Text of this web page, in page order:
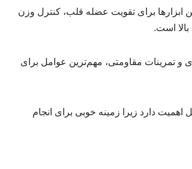
برای تقویت عضله قلب، کنترل وزن
است.
تمرینات مقاومتی، مهم‌ترین عوامل برای
دارد زیرا زمینه خوبی برای انجام